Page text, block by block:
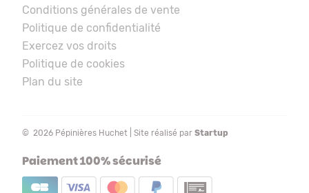
Conditions générales de vente
Politique de confidentialité
Exercez vos droits
Politique de cookies
Plan du site
© 2026 Pépinières Huchet | Site réalisé par Startup
Paiement 100% sécurisé